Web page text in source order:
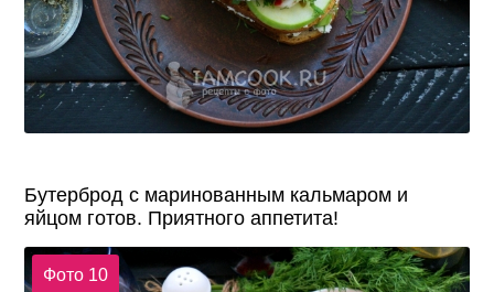
Бутерброд с маринованным кальмаром и
яйцом готов. Приятного аппетита!
Фото 10